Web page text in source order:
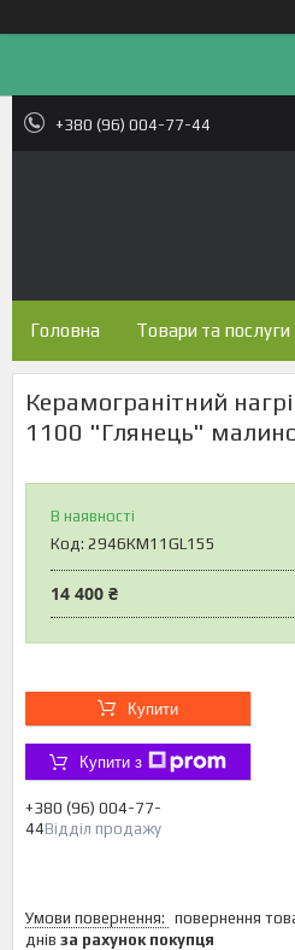
+380 (96) 004-77-44
Головна Товари та послуги
Керамогранітний
1100 "Глянець"
В наявності
Код: 2946КМ11GL155
14 400 ₴
Купити
Купити з
+380 (96) 004-77-
44Відділ продажу
повернення
днів за рахунок покупця